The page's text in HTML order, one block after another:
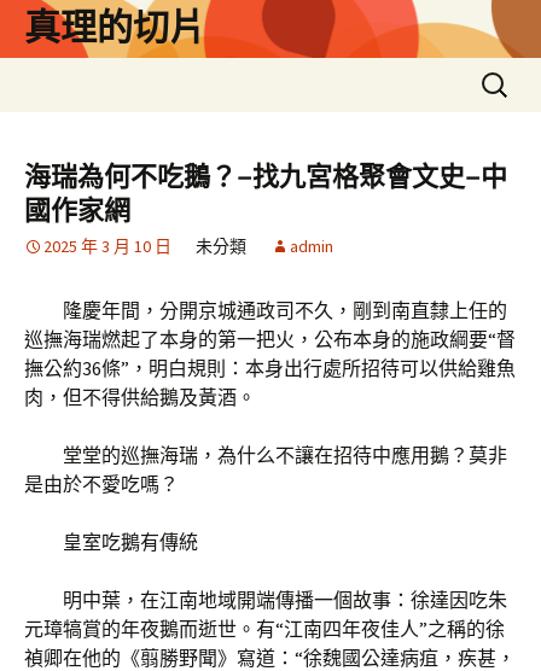
真理的切片
搜
尋
鍵
字:
海瑞為何不吃鵝？–找九宮格聚會文史–中
國作家網
2025 年 3 月 10 日 未分類 admin
隆慶年間，分開京城通政司不久，剛到南直隸上任的
巡撫海瑞燃起了本身的第一把火，公布本身的施政綱要“督
撫公約36條”，明白規則：本身出行處所招待可以供給雞魚
肉，但不得供給鵝及黃酒。
堂堂的巡撫海瑞，為什么不讓在招待中應用鵝？莫非
是由於不愛吃嗎？
皇室吃鵝有傳統
明中葉，在江南地域開端傳播一個故事：徐達因吃朱
元璋犒賞的年夜鵝而逝世。有“江南四年夜佳人”之稱的徐
禎卿在他的《翦勝野聞》寫道：“徐魏國公達病疽，疾甚，